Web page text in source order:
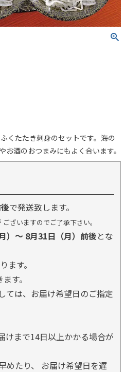
くたたき刺身のセットです。海の
酒のおつまみにもよく合います。
で発送致します。
ざいますのでご了承下さい。
）～ 8月31日（月）前後とな
ます。
す。
ては、お届け希望日のご指定
けまで14日以上かかる場合が
めたり、 お届け希望日を遅